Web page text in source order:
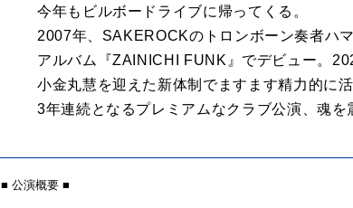
今年もビルボードライブに帰ってくる。
2007年、SAKEROCKのトロンボーン奏者ハ
アルバム『ZAINICHI FUNK』でデビュー。
小金丸慧を迎えた新体制でますます精力的に活
3年連続となるプレミアムなクラブ公演、魂
■ 公演概要 ■